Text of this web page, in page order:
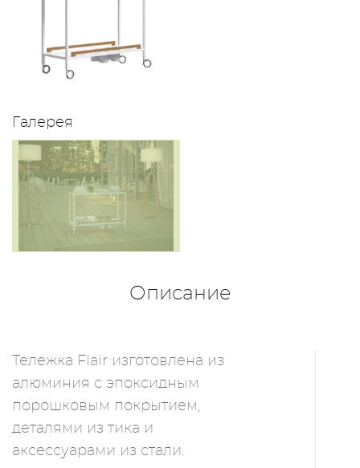
Галерея
Описание
Тележка Flair изготовлена из
алюминия с эпоксидным
порошковым покрытием,
деталями из тика и
аксессуарами из стали.